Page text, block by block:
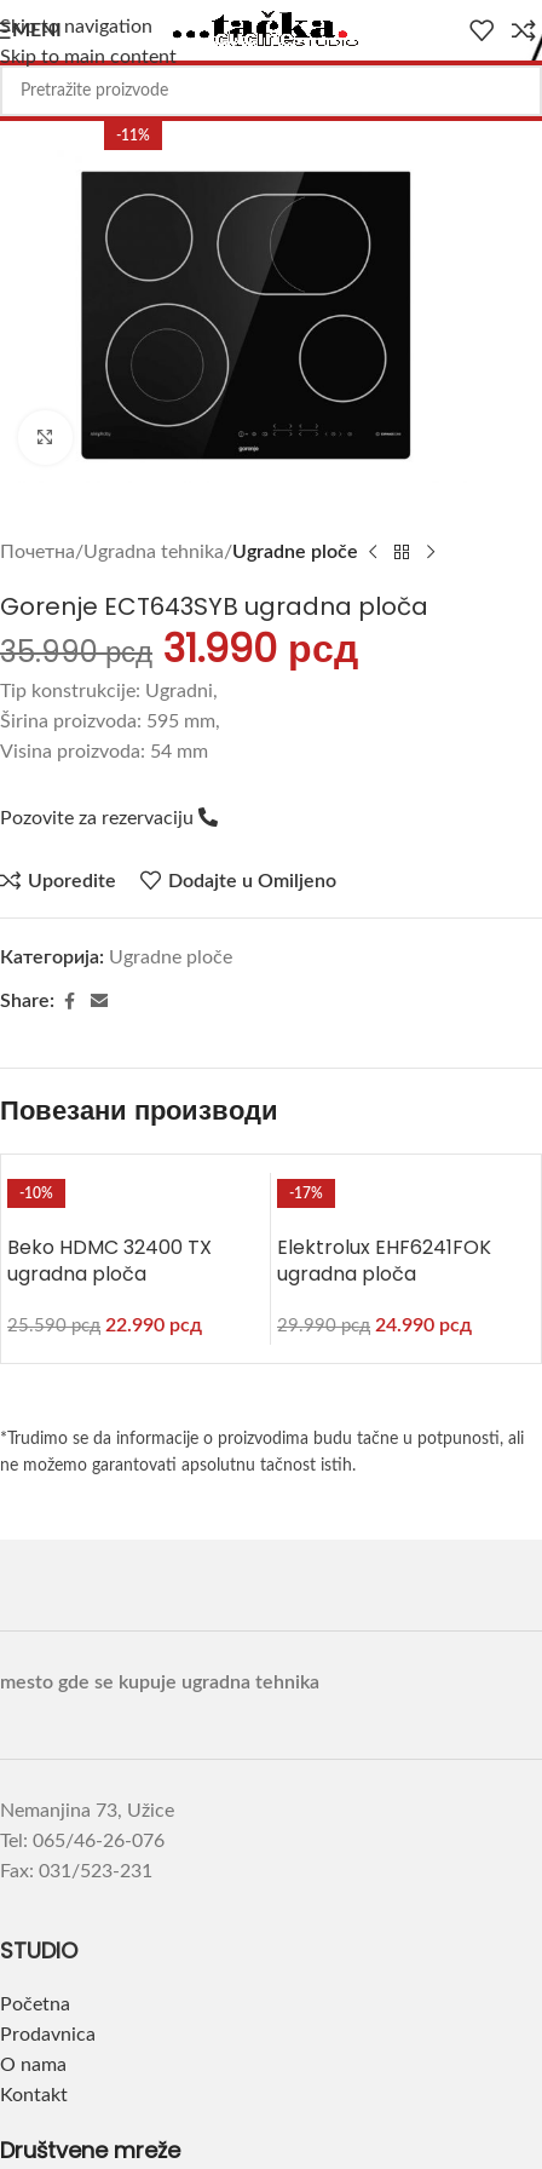
Skip to navigation
Skip to main content
MENI
-11%
Uvećajte sliku
Почетна Ugradna tehnika Ugradne ploče
Gorenje ECT643SYB ugradna ploča
35.990рсд 31.990 рсд
Tip konstrukcije: Ugradni,
Širina proizvoda: 595 mm,
Visina proizvoda: 54 mm
Pozovite za rezervaciju
Uporedite Dodajte u Omiljeno
Категорија: Ugradne ploče
Share:
Повезани производи
-10%
Beko HDMC 32400 TX
ugradna ploča
25.590рсд 22.990 рсд
-17%
Elektrolux EHF6241FOK
ugradna ploča
29.990рсд 24.990 рсд
*Trudimo se da informacije o proizvodima budu tačne u potpunosti, ali
ne možemo garantovati apsolutnu tačnost istih.
mesto gde se kupuje ugradna tehnika
Nemanjina 73, Užice
Tel: 065/46-26-076
Fax: 031/523-231
STUDIO
Početna
Prodavnica
O nama
Kontakt
Društvene mreže